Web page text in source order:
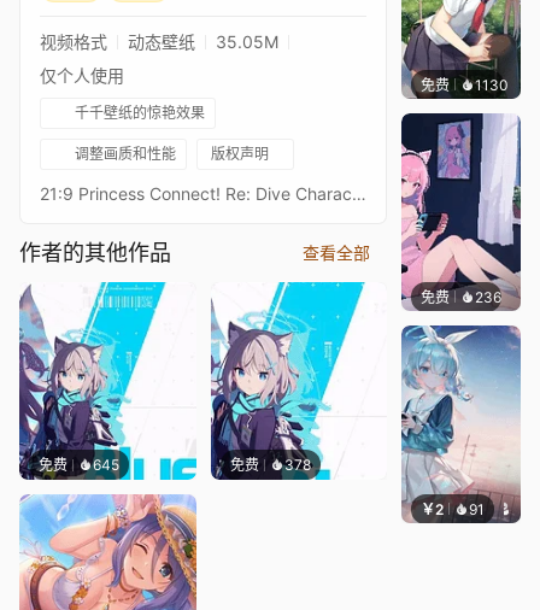
视频格式 动态壁纸
35.05M
仅个人使用
千千壁纸的惊艳效果
调整画质和性能 版权声明
21:9 Princess Connect! Re: Dive Character Live Wallpaperプリンセスコネクトリダイブ超异域公主连结！Re: DiveResolution: 21:9 3440*1440Overall Bit Rate: ≈40Mb/s ± 3Mb/s3★琳德3★リンド - LindAfter RealESRGAN upscaling + rife-ncnn-vulkan frame processing16:9 3584 x 2016 Resolution：https://steamcommunity.com/sharedfiles/filedetails/?id=3359430348Princess Connect! Re: Dive 16:9 Collections：https://steamcommunity.com/sharedfiles/filedetails/?id=2134024999Princess Connect! Re: Dive 21:9 Collections：https://steamcommunity.com/sharedfiles/filedetails/?id=2137377323
作者的其他作品 查看全部
免费 645 免费 378
免费 1130
免费 236好看
￥2 91 豆子